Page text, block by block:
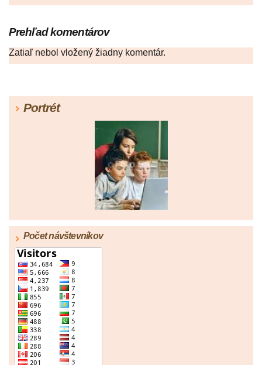
Prehľad komentárov
Zatiaľ nebol vložený žiadny komentár.
Portrét
Počet návštevníkov